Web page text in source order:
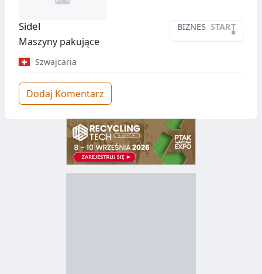
BIZNES START
•
Sidel
Maszyny pakujące
Szwajcaria
Dodaj Komentarz